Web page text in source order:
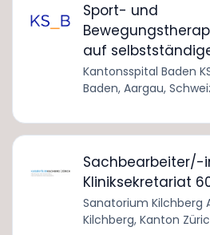
Sport- und
auf
Kantonsspital Baden
Baden, Aargau,
Sachbearbeiter/-
Kliniksekretariat
Sanatorium Kilchberg
Kilchberg, Kanton